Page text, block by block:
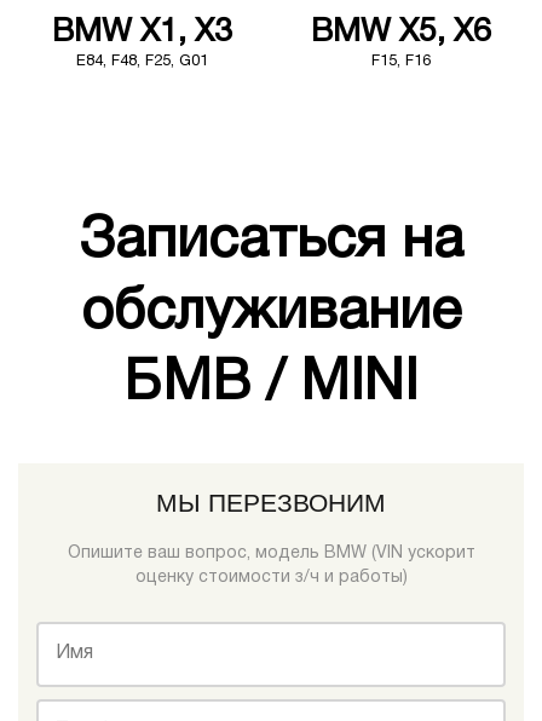
BMW X1, X3
E84, F48, F25, G01
BMW X5, X6
F15, F16
Записаться на
обслуживание
БМВ / MINI
МЫ ПЕРЕЗВОНИМ
Опишите ваш вопрос, модель BMW (VIN ускорит
оценку стоимости з/ч и работы)
Имя